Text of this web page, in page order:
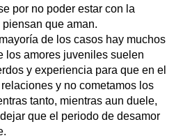
por no poder estar con la
que aman.
de los casos hay muchos
los amores juveniles suelen
y experiencia para que en el
y no cometamos los
tanto, mientras aun duele,
que el periodo de desamor